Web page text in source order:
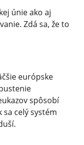
únie ako aj
Zdá sa, že to
európske
spôsobí
sa celý systém